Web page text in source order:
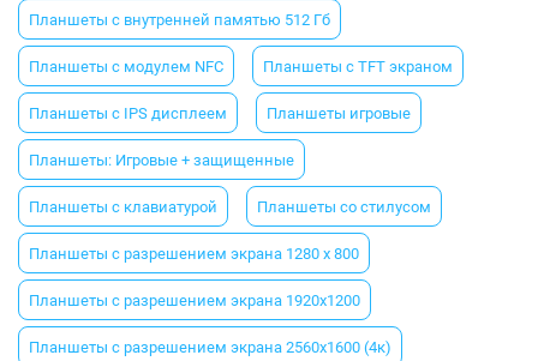
Планшеты с внутренней памятью 512 Гб
Планшеты с модулем NFC Планшеты с TFT экраном
Планшеты с IPS дисплеем Планшеты игровые
Планшеты: Игровые + защищенные
Планшеты с клавиатурой Планшеты со стилусом
Планшеты с разрешением экрана 1280 х 800
Планшеты с разрешением экрана 1920x1200
Планшеты с разрешением экрана 2560x1600 (4к)